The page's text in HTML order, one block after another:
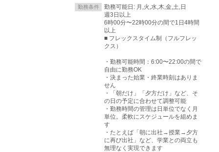
勤務条件
勤務可能日: 月,火,水,木,金,土,日
週3日以上
6時00分〜22時00分の間で1日4時間
以上
■ フレックスタイム制（フルフレッ
クス）
・勤務可能時間：6:00〜22:00の間で
自由に勤務OK
・決まった始業・終業時刻はありま
せん
・「朝だけ」「夕方だけ」など、そ
の日の予定に合わせて調整可能
・勤務時間の管理は日単位でなく月
単位。柔軟にスケジュールを組めま
す
・たとえば「朝に出社→授業→夕方
に再び出社」など、学業との両立も
無理なく実現できます